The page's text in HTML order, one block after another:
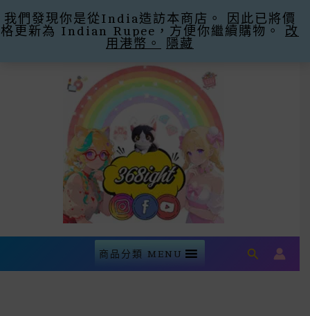
購滿$300即減$30運費 優惠碼Promo Code:
Free Shipping -30忽略
商品分類 MENU Search
我們發現你是從India造訪本商店。 因此已將價
格更新為 Indian Rupee，方便你繼續購物。 改
用港幣。
隱藏